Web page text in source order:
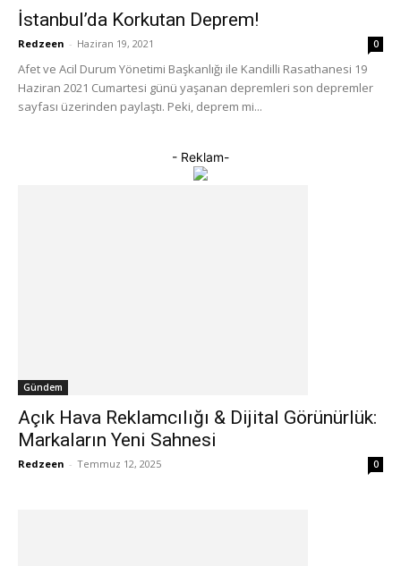
İstanbul’da Korkutan Deprem!
Redzeen - Haziran 19, 2021 0
Afet ve Acil Durum Yönetimi Başkanlığı ile Kandilli Rasathanesi 19
Haziran 2021 Cumartesi günü yaşanan depremleri son depremler
sayfası üzerinden paylaştı. Peki, deprem mi...
- Reklam-
Gündem
Açık Hava Reklamcılığı & Dijital Görünürlük:
Markaların Yeni Sahnesi
Redzeen - Temmuz 12, 2025 0